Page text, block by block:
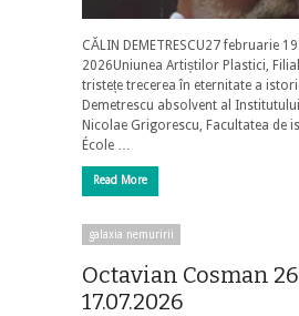
CĂLIN DEMETRESCU27 februarie
2026Uniunea Artiștilor Plastici,
tristețe trecerea în eternitate a
Demetrescu absolvent al
Nicolae Grigorescu, Facultatea de
École …
Read More
galaxia nemuririi
Octavian Cosman
17.07.2026